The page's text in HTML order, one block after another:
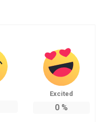
Excited
0%